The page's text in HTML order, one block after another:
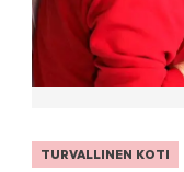
TURVALLINEN KOTI